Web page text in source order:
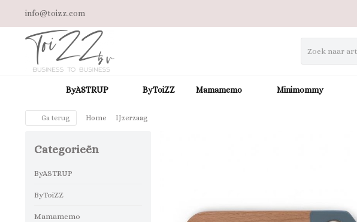
info@toizz.com
ByASTRUP ByToiZZ Mamamemo Minimommy
Ga terug Home IJzerzaag
Categorieën
ByASTRUP
ByToiZZ
Mamamemo